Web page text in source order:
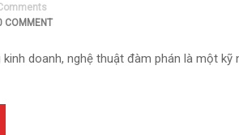
COMMENT
doanh, nghệ thuật đàm phán là một